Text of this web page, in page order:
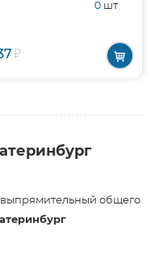
0 шт
₽
общего